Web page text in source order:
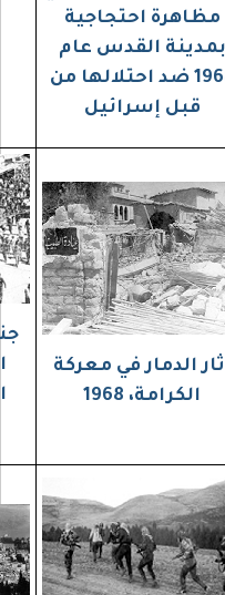
جنازة شهداء معركة
الكرامة من وسط
العاصمة الأردنية